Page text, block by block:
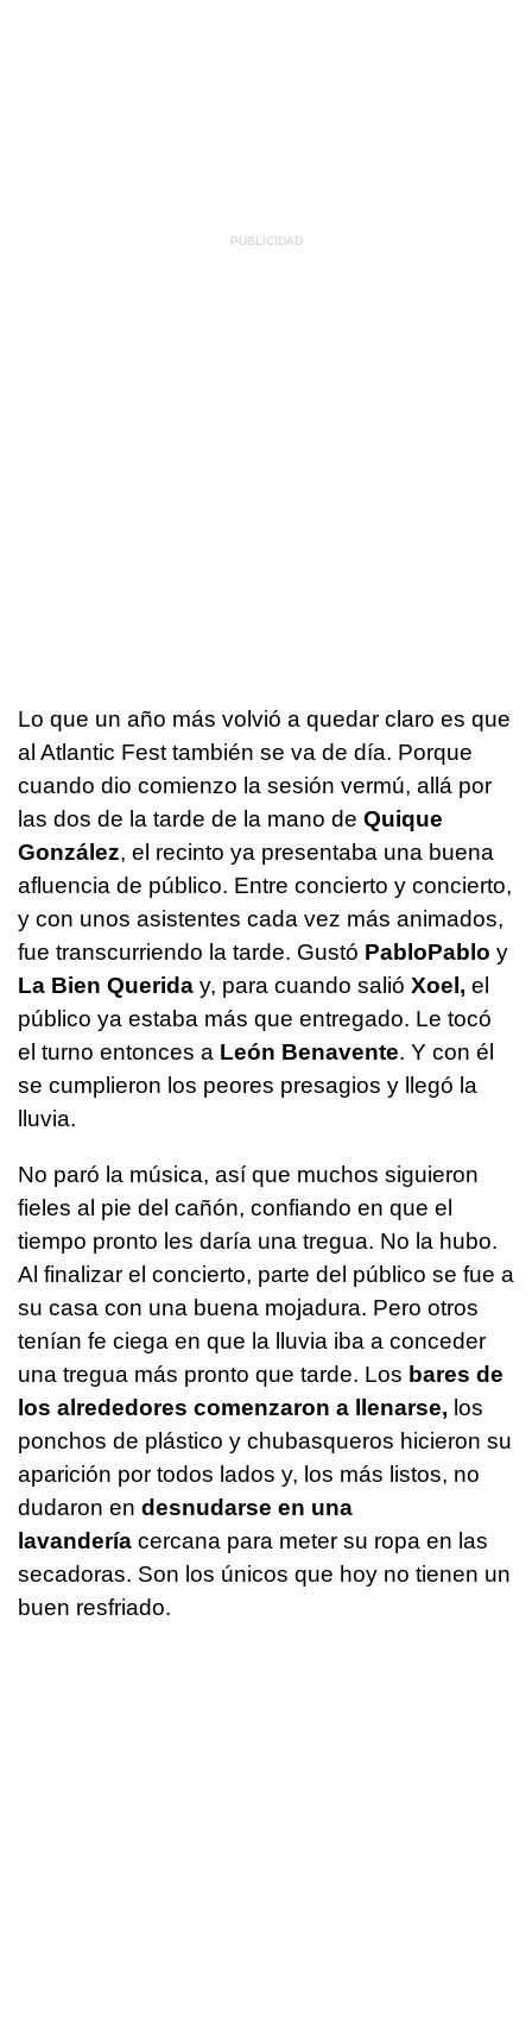
Lo que un año más volvió a quedar claro es que
al Atlantic Fest también se va de día. Porque
cuando dio comienzo la sesión vermú, allá por
las dos de la tarde de la mano de Quique
González, el recinto ya presentaba una buena
afluencia de público. Entre concierto y concierto,
y con unos asistentes cada vez más animados,
fue transcurriendo la tarde. Gustó PabloPablo y
La Bien Querida y, para cuando salió Xoel, el
público ya estaba más que entregado. Le tocó
el turno entonces a León Benavente. Y con él
se cumplieron los peores presagios y llegó la
lluvia.
No paró la música, así que muchos siguieron
fieles al pie del cañón, confiando en que el
tiempo pronto les daría una tregua. No la hubo.
Al finalizar el concierto, parte del público se fue a
su casa con una buena mojadura. Pero otros
tenían fe ciega en que la lluvia iba a conceder
una tregua más pronto que tarde. Los bares de
los alrededores comenzaron a llenarse, los
ponchos de plástico y chubasqueros hicieron su
aparición por todos lados y, los más listos, no
dudaron en desnudarse en una
lavandería cercana para meter su ropa en las
secadoras. Son los únicos que hoy no tienen un
buen resfriado.